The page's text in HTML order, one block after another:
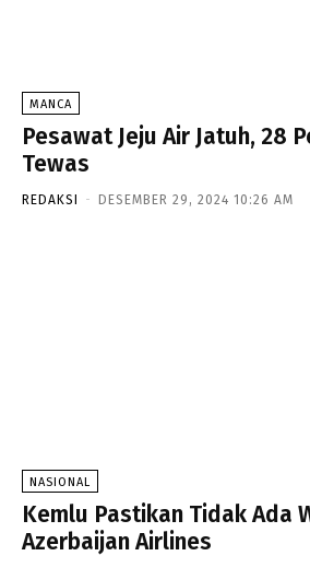
MANCA
Pesawat Jeju Air Jatuh, 28
Tewas
REDAKSI - DESEMBER 29, 2024 10:26 AM
NASIONAL
Kemlu Pastikan Tidak Ada
Azerbaijan Airlines